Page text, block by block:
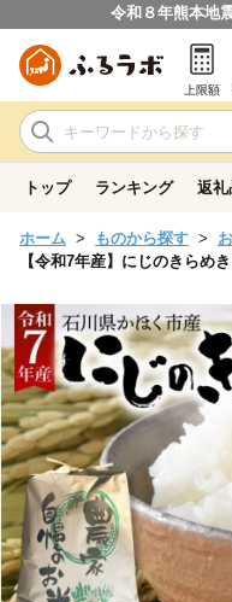
令和８年熊本地
上限額
トップ ランキング 返礼
ホーム ものから探す
【令和7年産】にじのきらめ